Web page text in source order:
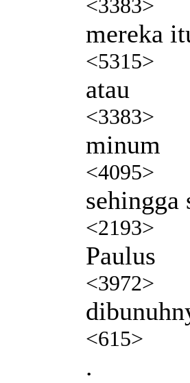
<3383>
mereka
<5315>
atau
<3383>
minum
<4095>
sehingga
<2193>
Paulus
<3972>
<615>
.